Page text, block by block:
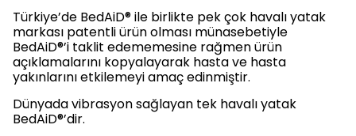
Türkiye’de BedAiD® ile birlikte pek çok havalı yatak
markası patentli ürün olması münasebetiyle
BedAiD®’i taklit edememesine rağmen ürün
açıklamalarını kopyalayarak hasta ve hasta
yakınlarını etkilemeyi amaç edinmiştir.
Dünyada vibrasyon sağlayan tek havalı yatak
BedAiD®’dir.